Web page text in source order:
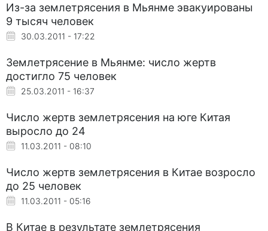
Из-за землетрясения в Мьянме эвакуированы
9 тысяч человек
30.03.2011 - 17:22
Землетрясение в Мьянме: число жертв
достигло 75 человек
25.03.2011 - 16:37
Число жертв землетрясения на юге Китая
выросло до 24
11.03.2011 - 08:10
Число жертв землетрясения в Китае возросло
до 25 человек
11.03.2011 - 05:16
В Китае в результате землетрясения